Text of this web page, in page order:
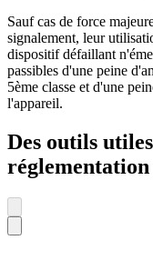
Sauf cas de force
signalement, leur
dispositif défaillant
passibles d'une peine
5ème classe et d'une
l'appareil.
Des outils
réglementation